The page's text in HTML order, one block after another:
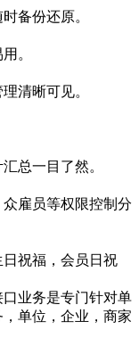
备份还原。
。
清晰可见。
总一目了然。
雇员等权限控制分
祝福，会员日祝
业务是专门针对单
单位，企业，商家